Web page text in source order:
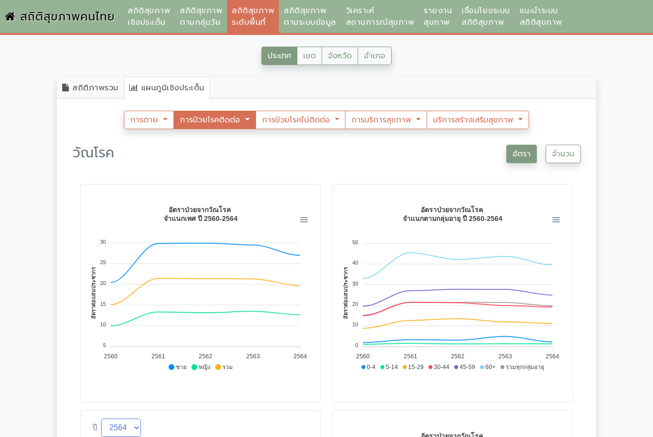
สถิติสุขภาพคนไทย
สถิติสุขภาพ
เชิงประเด็น
สถิติสุขภาพ
ตามกลุ่มวัย
สถิติสุขภาพ
ระดับพื้นที่
สถิติสุขภาพ
ตามระบบข้อมูล
วิเคราะห์
สถานการณ์สุขภาพ
รายงาน
สุขภาพ
เชื่อมโยงระบบ
สถิติสุขภาพ
แนะนำระบบ
สถิติสุขภาพ
ประเทศ เขต จังหวัด อำเภอ
สถิติภาพรวม แผนภูมิเชิงประเด็น
การตาย การป่วยโรคติดต่อ การป่วยโรคไม่ติดต่อ การบริการสุขภาพ บริการสร้างเสริมสุขภาพ
วัณโรค อัตรา จำนวน